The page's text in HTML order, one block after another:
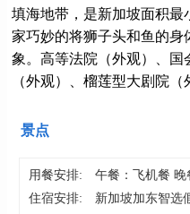
填海地带，是新加坡面积最
家巧妙的将狮子头和鱼的
象。高等法院（外观）、国
（外观）、榴莲型大剧院（
景点
用餐安排:
午餐：飞机餐
住宿安排:
新加坡加东智选